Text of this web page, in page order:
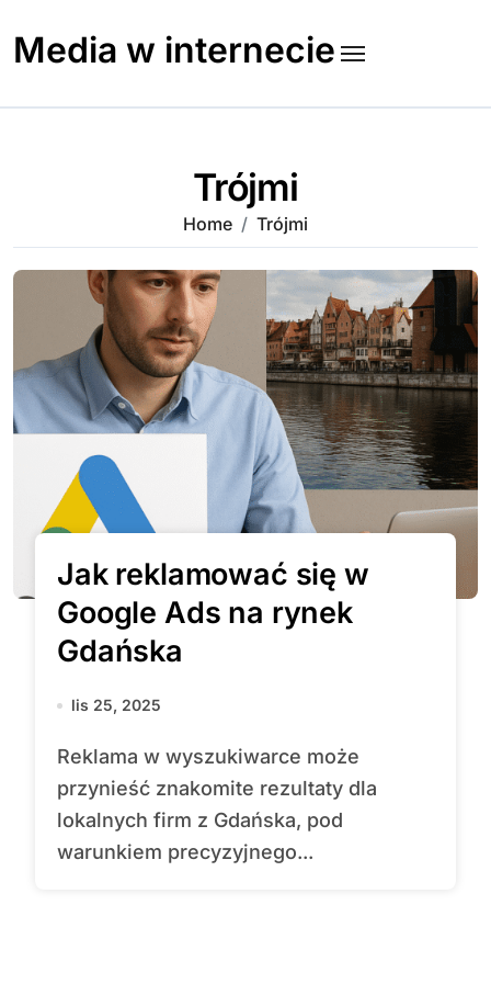
content
Media w internecie
Trójmi
Home Trójmi
Jak reklamować się w
Google Ads na rynek
Gdańska
lis 25, 2025
Reklama w wyszukiwarce może
przynieść znakomite rezultaty dla
lokalnych firm z Gdańska, pod
warunkiem precyzyjnego...